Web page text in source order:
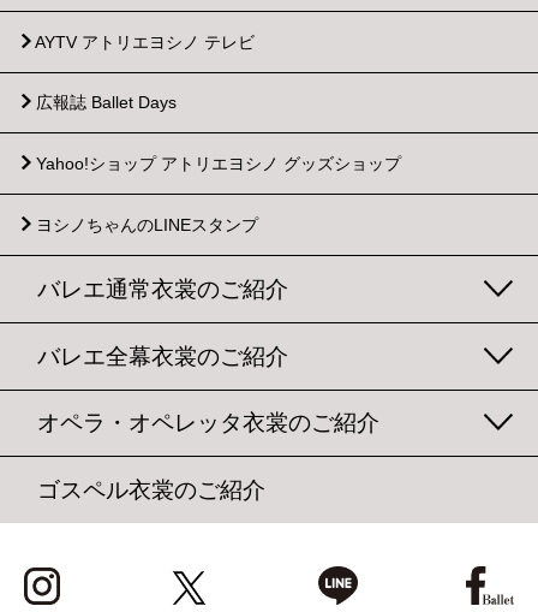
AYTV アトリエヨシノ テレビ
広報誌 Ballet Days
Yahoo!ショップ アトリエヨシノ グッズショップ
ヨシノちゃんのLINEスタンプ
バレエ通常衣裳のご紹介
バレエ全幕衣裳のご紹介
オペラ・オペレッタ衣裳のご紹介
ゴスペル衣裳のご紹介